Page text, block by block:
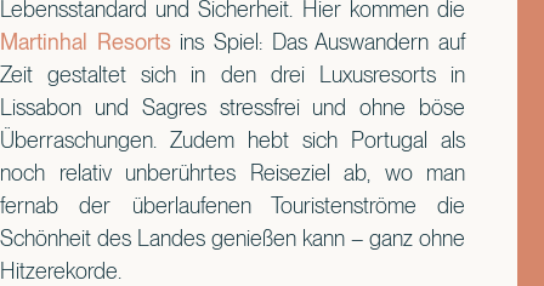
Lebensstandard und Sicherheit. Hier kommen die
Martinhal Resorts ins Spiel: Das Auswandern auf
Zeit gestaltet sich in den drei Luxusresorts in
Lissabon und Sagres stressfrei und ohne böse
Überraschungen. Zudem hebt sich Portugal als
noch relativ unberührtes Reiseziel ab, wo man
fernab der überlaufenen Touristenströme die
Schönheit des Landes genießen kann – ganz ohne
Hitzerekorde.